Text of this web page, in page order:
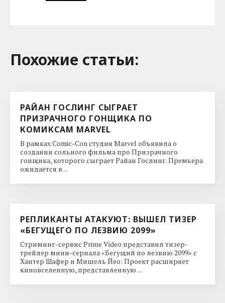
Похожие cтатьи:
РАЙАН ГОСЛИНГ СЫГРАЕТ
ПРИЗРАЧНОГО ГОНЩИКА ПО
КОМИКСАМ MARVEL
В рамках Comic-Con студия Marvel объявила о
создании сольного фильма про Призрачного
гонщика, которого сыграет Райан Гослинг. Премьера
ожидается в ...
РЕПЛИКАНТЫ АТАКУЮТ: ВЫШЕЛ ТИЗЕР
«БЕГУЩЕГО ПО ЛЕЗВИЮ 2099»
Стриминг-сервис Prime Video представил тизер-
трейлер мини-сериала «Бегущий по лезвию 2099» с
Хантер Шафер и Мишель Йео: Проект расширяет
киновселенную, представленную ...